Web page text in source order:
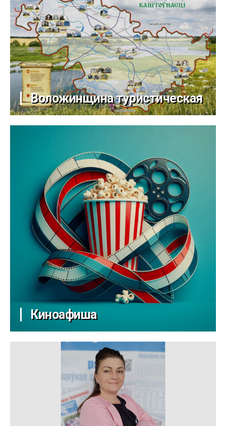
Воложинщина туристическая
Киноафиша